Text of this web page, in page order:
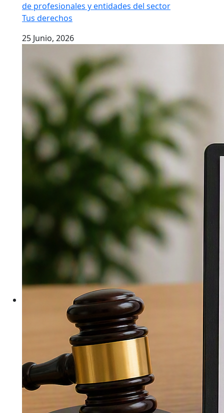
de profesionales y entidades del sector
Tus derechos
25 Junio, 2026